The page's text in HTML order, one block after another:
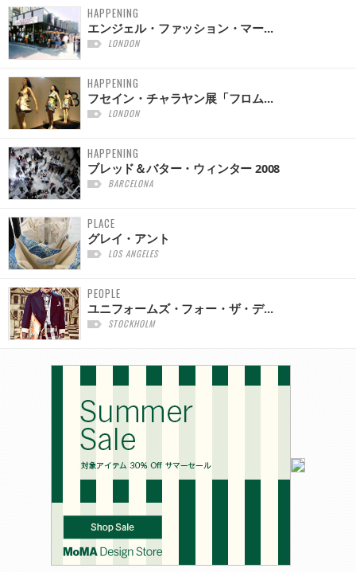
HAPPENING
エンジェル・ファッション・マー...
LONDON
HAPPENING
フセイン・チャラヤン展「フロム...
LONDON
HAPPENING
ブレッド＆バター・ウィンター 2008
BARCELONA
PLACE
グレイ・アント
LOS ANGELES
PEOPLE
ユニフォームズ・フォー・ザ・デ...
STOCKHOLM